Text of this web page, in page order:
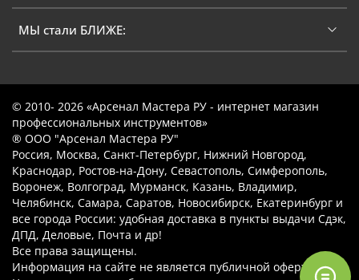
МЫ стали БЛИЖЕ:
© 2010- 2026 «Арсенал Мастера РУ - интернет магазин
профессиональных инструментов»
® ООО "Арсенал Мастера РУ"
Россия, Москва, Санкт-Петербург, Нижний Новгород,
Краснодар, Ростов-на-Дону, Севастополь, Симферополь,
Воронеж, Волгоград, Мурманск, Казань, Владимир,
Челябинск, Самара, Саратов, Новосибирск, Екатеринбург и
все города России: удобная доставка в пункты выдачи Сдэк,
ДПД, Деловые, Почта и др!
Все права защищены.
Информация на сайте не является публичной офертой.